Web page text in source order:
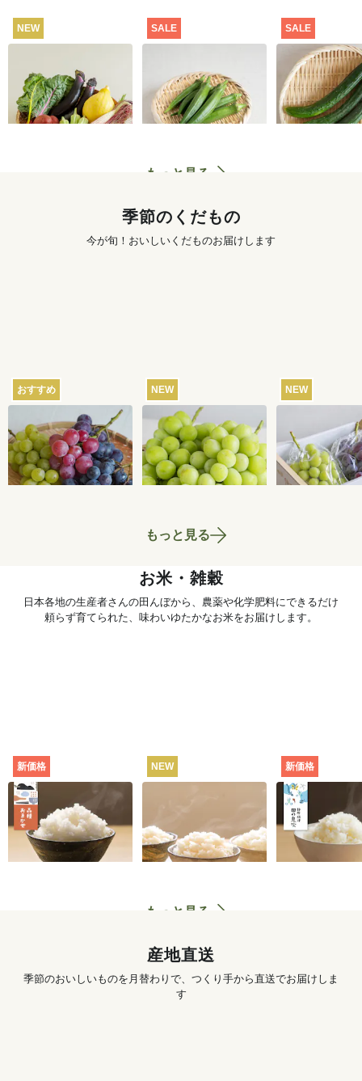
NEW
菜セット
2,980円
SALE
100g
291円
SALE
【特別価格】
り 300g
もっと見る
季節のくだもの
今が旬！おいしいくだものお届けします
おすすめ
【産地直送】葡萄畑
ふくじろうのふぞろ
い濃厚ぶどう 1.6kg
送料込 6,750円
NEW
【産地直送】やまな
し笛吹のシャインマ
スカット 1.2kg（特
栽相当）
送料込 6,580円
NEW
【産地直送】
輝きとシャイ
カット 1.2kg
笛吹・特栽相
送料込
もっと見る
お米・雑穀
日本各地の生産者さんの田んぼから、農薬や化学肥料にできるだけ
頼らず育てられた、味わいゆたかなお米をお届けします。
新価格
田んぼと食卓むすぶ
お米（品種おまか
せ） [定期宅配]
702
NEW
ット（白米・3種）
3,890円
新価格
静岡・焼津
田の息吹（品
シヒカリ） [
もっと見る
産地直送
季節のおいしいものを月替わりで、つくり手から直送でお届けしま
す